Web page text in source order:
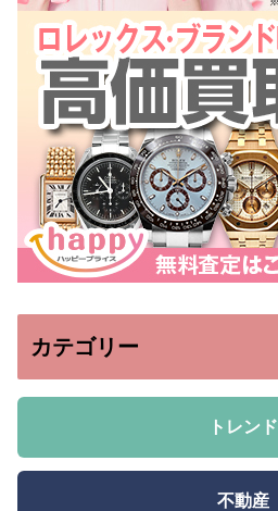
カテゴリー
トレンド
不動産